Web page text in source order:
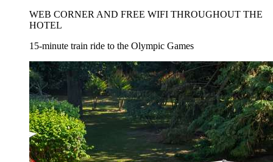
WEB CORNER AND FREE WIFI THROUGHOUT THE
HOTEL
15-minute train ride to the Olympic Games